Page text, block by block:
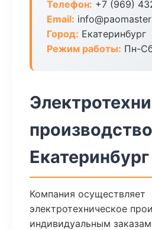
Телефон: +7 (969)
Email:
Город: Екатеринбург
Режим работы: Пн-
Екатеринбург
Компания осуществляет
электротехническое
индивидуальным